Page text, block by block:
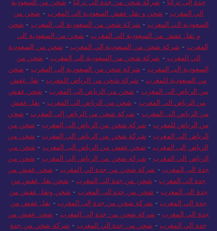
جدة إلى تركيا - شركة شحن من جدة الي تركيا - شحن من السعودية
الي المغرب - شحن و نقل عفش السعودية الي المغرب - شحن من
السعودية الي المغرب - شركة شحن من السعودية الى المغرب - شحن
و نقل عفش من السعودية الي المغرب - شحن من السعودية الي
المغرب - شركة شحن من السعودية الي المغرب - شحن من السعودية
الي المغرب - شركة شحن من السعودية الي المغرب - شحن من
السعودية إلى المغرب - شركة شحن من السعودية إلى المغرب - شحن
من السعودية للمغرب - شركة شحن من الرياض للمغرب - نقل عفش
من الرياض الى المغرب - شحن من الرياض الى المغرب - شحن عفش
من الرياض الي المغرب - شحن من الرياض الي المغرب - نقل عفش
من الرياض الى المغرب - شركة شحن من الرياض إلى المغرب - شحن
من الرياض للمغرب - شركة شحن من الرياض الى المغرب - شحن من
الرياض الي المغرب - شركة شحن من الرياض الي المغرب - شحن من
الرياض إلى المغرب - شحن عفش من الرياض الى المغرب - شحن من
الرياض الي المغرب - شركة شحن من الرياض الي المغرب - شحن من
جدة الى المغرب - شركة شحن من جدة الي المغرب - شحن عفش من
جدة الى المغرب - شحن من جدة الى المغرب - شحن نقل عفش من
جدة الى المغرب - شحن من جدة الى المغرب - شحن ونقل عفش من
جدة الي المغرب - شركة شحن من جدة إلى المغرب - نقل عفش من
جدة الى المغرب - شركة شحن من جدة إلى المغرب - شحن عفش من
جدة الي المغرب - شحن من جدة الي المغرب - شركة شحن من جدة